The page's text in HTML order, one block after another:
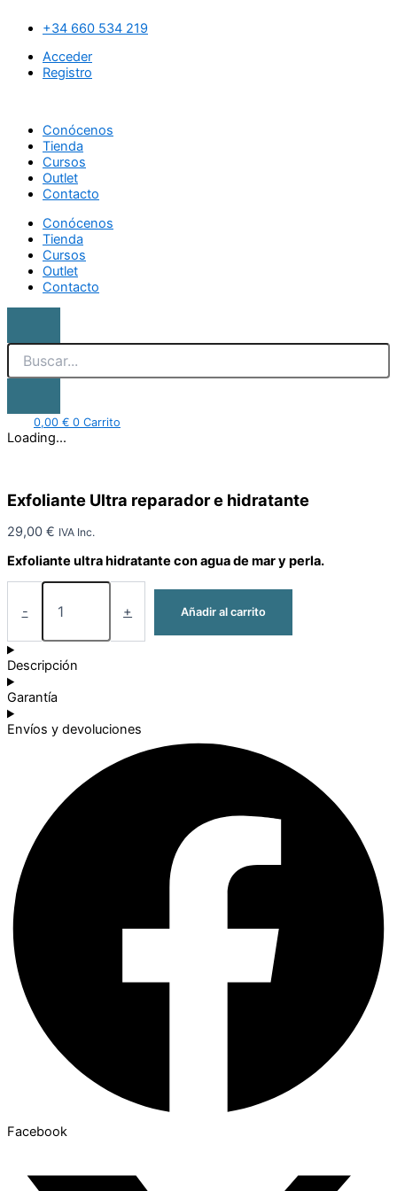
contenido
+34 660 534 219
Acceder
Registro
Conócenos
Tienda
Cursos
Outlet
Contacto
Conócenos
Tienda
Cursos
Outlet
Contacto
0,00 € 0 Carrito
Loading...
Exfoliante Ultra reparador e hidratante
29,00 € IVA Inc.
Exfoliante ultra hidratante con agua de mar y perla.
-
Ultra
hidratante
+ Añadir al carrito
Descripción
Garantía
Envíos y devoluciones
Facebook